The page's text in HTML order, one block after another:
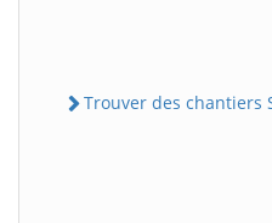
Trouver des chantiers